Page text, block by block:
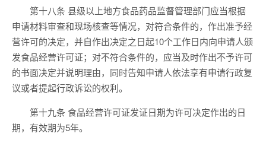
第十八条 县级以上地方食品药品监督管理部门应当根据
申请材料审查和现场核查等情况，对符合条件的，作出准予经
营许可的决定，并自作出决定之日起10个工作日内向申请人颁
发食品经营许可证；对不符合条件的，应当及时作出不予许可
的书面决定并说明理由，同时告知申请人依法享有申请行政复
议或者提起行政诉讼的权利。
第十九条 食品经营许可证发证日期为许可决定作出的日
期，有效期为5年。